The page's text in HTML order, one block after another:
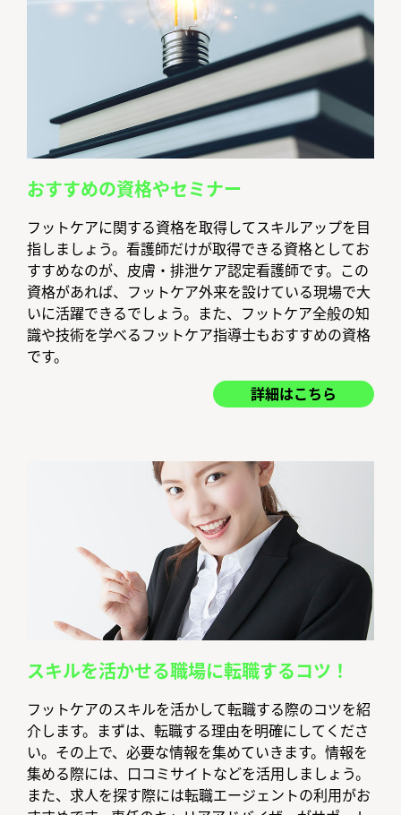
おすすめの資格やセミナー
フットケアに関する資格を取得してスキルアップを目
指しましょう。看護師だけが取得できる資格としてお
すすめなのが、皮膚・排泄ケア認定看護師です。この
資格があれば、フットケア外来を設けている現場で大
いに活躍できるでしょう。また、フットケア全般の知
識や技術を学べるフットケア指導士もおすすめの資格
です。
詳細はこちら
スキルを活かせる職場に転職するコツ！
フットケアのスキルを活かして転職する際のコツを紹
介します。まずは、転職する理由を明確にしてくださ
い。その上で、必要な情報を集めていきます。情報を
集める際には、口コミサイトなどを活用しましょう。
また、求人を探す際には転職エージェントの利用がお